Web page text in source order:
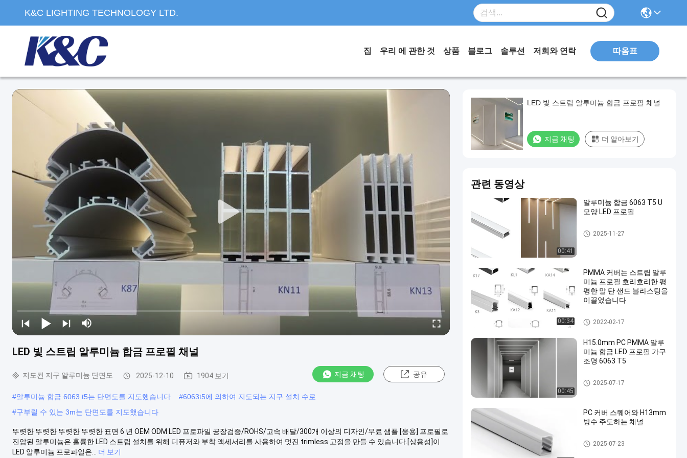
K&C LIGHTING TECHNOLOGY LTD.
집 우리 에 관한 것 상품 블로그 솔루션 저희와 연락 따옴표
LED 빛 스트립 알루미늄 합금 프로필 채널
지도된 지구 알루미늄 단면도 2025-12-10 1904 보기 지금 채팅 공유
#알루미늄 합금 6063 t5는 단면도를 지도했습니다 #6063t5에 의하여 지도되는 지구 설치 수로
#구부릴 수 있는 3m는 단면도를 지도했습니다
뚜렷한 뚜렷한 뚜렷한 뚜렷한 표면 6 년 OEM ODM LED 프로파일 공장검증/ROHS/고속 배달/300개 이상의 디자인/무료 샘플 [응용] 프로필로
진압된 알루미늄은 훌륭한 LED 스트립 설치를 위해 디퓨저와 부착 액세서리를 사용하여 멋진 trimless 고정을 만들 수 있습니다.[상용성]이
LED 알루미늄 프로파일은...
더 보기
LED 빛 스트립 알루미늄 합금 프로필 채널
지금 채팅 더 알아보기
관련 동영상
00:41
알루미늄 합금 6063 T5 U
모양 LED 프로필
지도된 지구 알루미늄 단면도
2025-11-27
00:34
PMMA 커버는 스트립 알루
미늄 프로필 호리호리한 평
평한 말 탄 샌드 블라스팅을
이끌었습니다
지도된 지구 알루미늄 단면도
2022-02-17
00:45
H15.0mm PC PMMA 알루
미늄 합금 LED 프로필 가구
조명 6063 T5
지도된 지구 알루미늄 단면도
2025-07-17
PC 커버 스퀘어와 H13mm
방수 주도하는 채널
방수 LED 채널
2025-07-23